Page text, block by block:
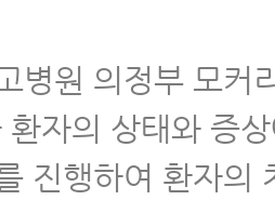
병원 의정부 모커
환자의 상태와 증
진행하여 환자의